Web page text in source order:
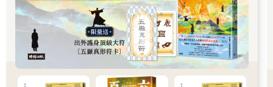
我總把自己排在最後順位，甚至到了為自己的存在感到抱歉的地
我無處可躲，也沒有理由要躲，但受到萬眾矚目比我所想複雜得
多。成千上萬的讀者想從我這裡得到有關療癒的資訊。他們渴望
智慧、安慰和交流。我很想幫助